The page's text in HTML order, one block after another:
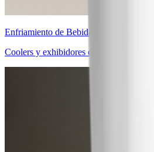
Enfriamiento de Bebidas
Coolers y exhibidores de bebidas